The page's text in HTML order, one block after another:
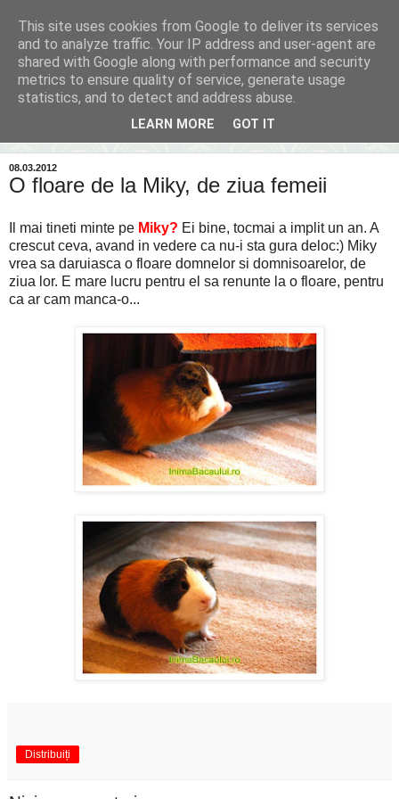
Inima Bacăului
Din inima Bacăului...spre inima ta...
08.03.2012
O floare de la Miky, de ziua femeii
Il mai tineti minte pe Miky? Ei bine, tocmai a implit un an. A
crescut ceva, avand in vedere ca nu-i sta gura deloc:) Miky
vrea sa daruiasca o floare domnelor si domnisoarelor, de
ziua lor. E mare lucru pentru el sa renunte la o floare, pentru
ca ar cam manca-o...
Distribuiți
This site uses cookies from Google to deliver its services
and to analyze traffic. Your IP address and user-agent are
shared with Google along with performance and security
metrics to ensure quality of service, generate usage
statistics, and to detect and address abuse.
LEARN MORE GOT IT